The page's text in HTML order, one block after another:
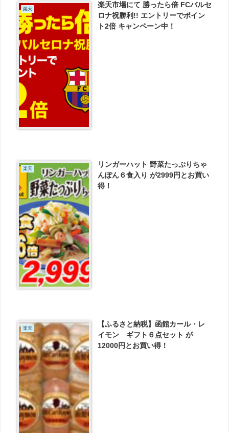
楽天
楽天市場にて 勝ったら倍 FCバルセ
ロナ祝勝利!! エントリーでポイン
ト2倍 キャンペーン中！
楽天
リンガーハット 野菜たっぷりちゃ
んぽん６食入り が2999円とお買い
得！
楽天
【ふるさと納税】函館カール・レ
イモン ギフト６点セット が
12000円とお買い得！